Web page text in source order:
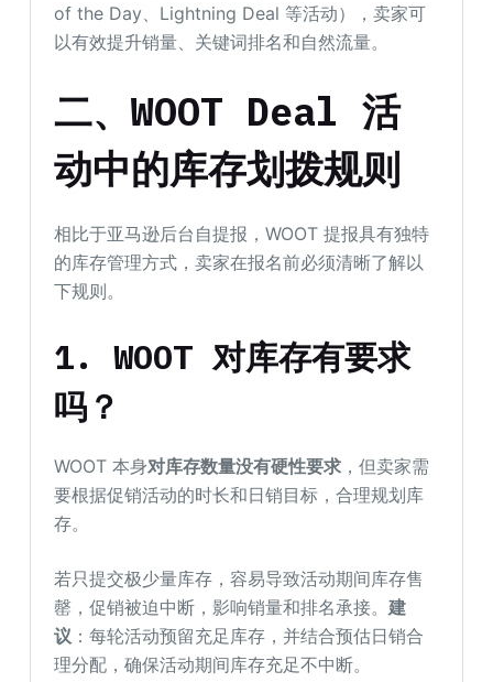
of the Day、Lightning Deal 等活动），卖家可
以有效提升销量、关键词排名和自然流量。
二、WOOT Deal 活
动中的库存划拨规则
相比于亚马逊后台自提报，WOOT 提报具有独特
的库存管理方式，卖家在报名前必须清晰了解以
下规则。
1. WOOT 对库存有要求
吗？
WOOT 本身对库存数量没有硬性要求 ，但卖家需
要根据促销活动的时长和日销目标，合理规划库
存。
若只提交极少量库存，容易导致活动期间库存售
罄，促销被迫中断，影响销量和排名承接。建
议 ：每轮活动预留充足库存，并结合预估日销合
理分配，确保活动期间库存充足不中断。